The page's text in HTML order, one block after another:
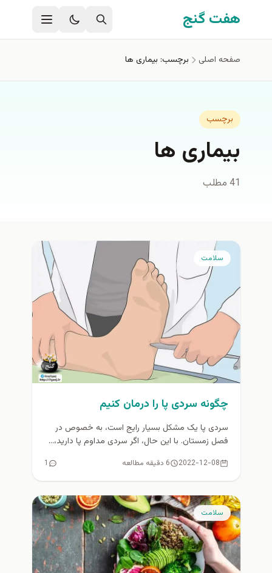
رفتن به محتوای اصلی
هفت گنج
صفحه اصلی برچسب: بیماری ها
برچسب
بیماری ها
41 مطلب
سلامت
چگونه سردی پا را درمان کنیم
سردی پا یک مشکل بسیار رایج است، به خصوص در
فصل زمستان. با این حال، اگر سردی مداوم پا دارید،...
2022-12-08 6 دقیقه مطالعه 1
سلامت